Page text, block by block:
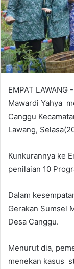
EMPAT LAWANG
Mawardi Yahya
Canggu
Lawang,
Kunkurannya ke
penilaian 10
Dalam
Gerakan Sumsel
Desa Canggu.
Menurut dia,
menekan kasus